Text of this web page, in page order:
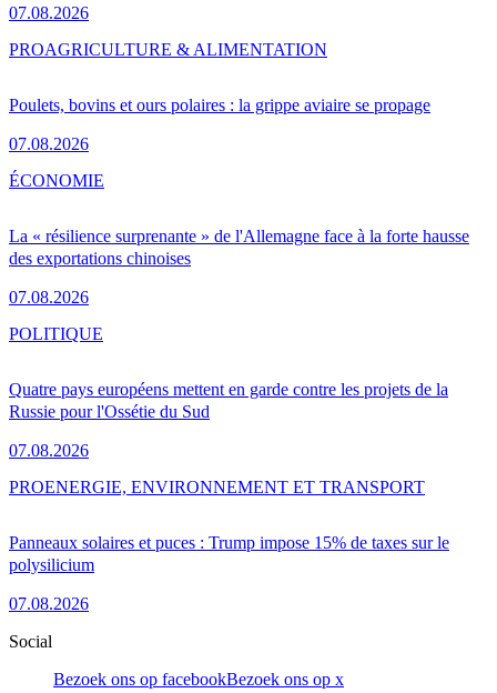
07.08.2026
Poulets, bovins et ours polaires : la grippe aviaire se propage
07.08.2026
PROAGRICULTURE & ALIMENTATION
La « résilience surprenante » de l'Allemagne face à la forte hausse
des exportations chinoises
07.08.2026
ÉCONOMIE
Quatre pays européens mettent en garde contre les projets de la
Russie pour l'Ossétie du Sud
07.08.2026
POLITIQUE
Panneaux solaires et puces : Trump impose 15% de taxes sur le
polysilicium
07.08.2026
PROENERGIE, ENVIRONNEMENT ET TRANSPORT
Social
Bezoek ons op facebookBezoek ons op x